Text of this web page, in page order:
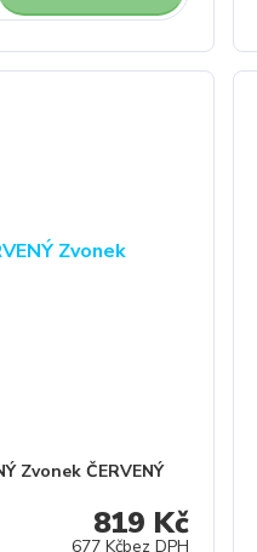
Zvonek ČERVENÝ
819 Kč
677 Kčbez DPH